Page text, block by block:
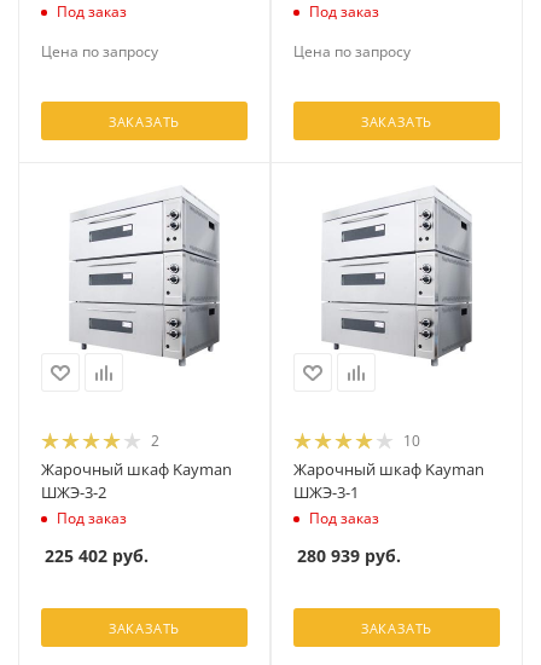
Под заказ
Цена по запросу
ЗАКАЗАТЬ
Под заказ
Цена по запросу
ЗАКАЗАТЬ
2
Жарочный шкаф Kayman
ШЖЭ-3-2
Под заказ
225 402 руб.
ЗАКАЗАТЬ
10
Жарочный шкаф Kayman
ШЖЭ-3-1
Под заказ
280 939 руб.
ЗАКАЗАТЬ